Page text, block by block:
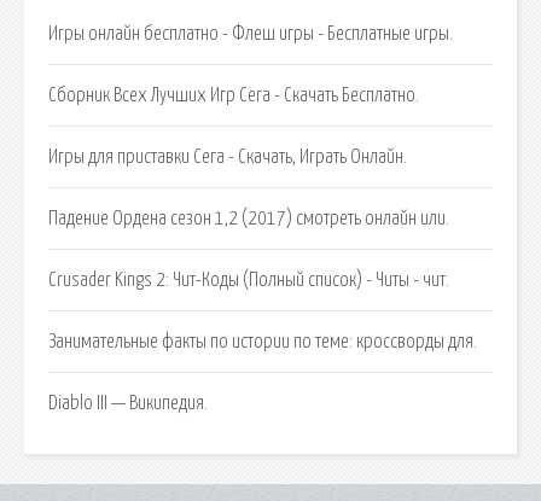
Игры онлайн бесплатно - Флеш игры - Бесплатные игры.
Сборник Всех Лучших Игр Сега - Скачать Бесплатно.
Игры для приставки Сега - Скачать, Играть Онлайн.
Падение Ордена сезон 1,2 (2017) смотреть онлайн или.
Crusader Kings 2: Чит-Коды (Полный список) - Читы - чит.
Занимательные факты по истории по теме: кроссворды для.
Diablo III — Википедия.